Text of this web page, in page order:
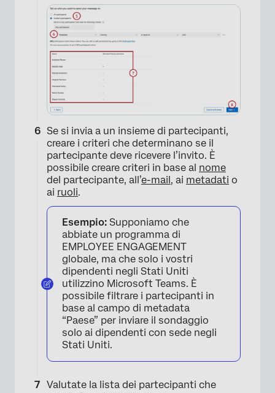
Se si invia a un insieme di partecipanti,
creare i criteri che determinano se il
partecipante deve ricevere l’invito. È
possibile creare criteri in base al nome
del partecipante, all’e-mail , ai metadati o
ai ruoli.
Esempio: Supponiamo che
abbiate un programma di
EMPLOYEE ENGAGEMENT
globale, ma che solo i vostri
dipendenti negli Stati Uniti
utilizzino Microsoft Teams. È
possibile filtrare i partecipanti in
base al campo di metadata
“Paese” per inviare il sondaggio
solo ai dipendenti con sede negli
Stati Uniti.
Valutate la lista dei partecipanti che